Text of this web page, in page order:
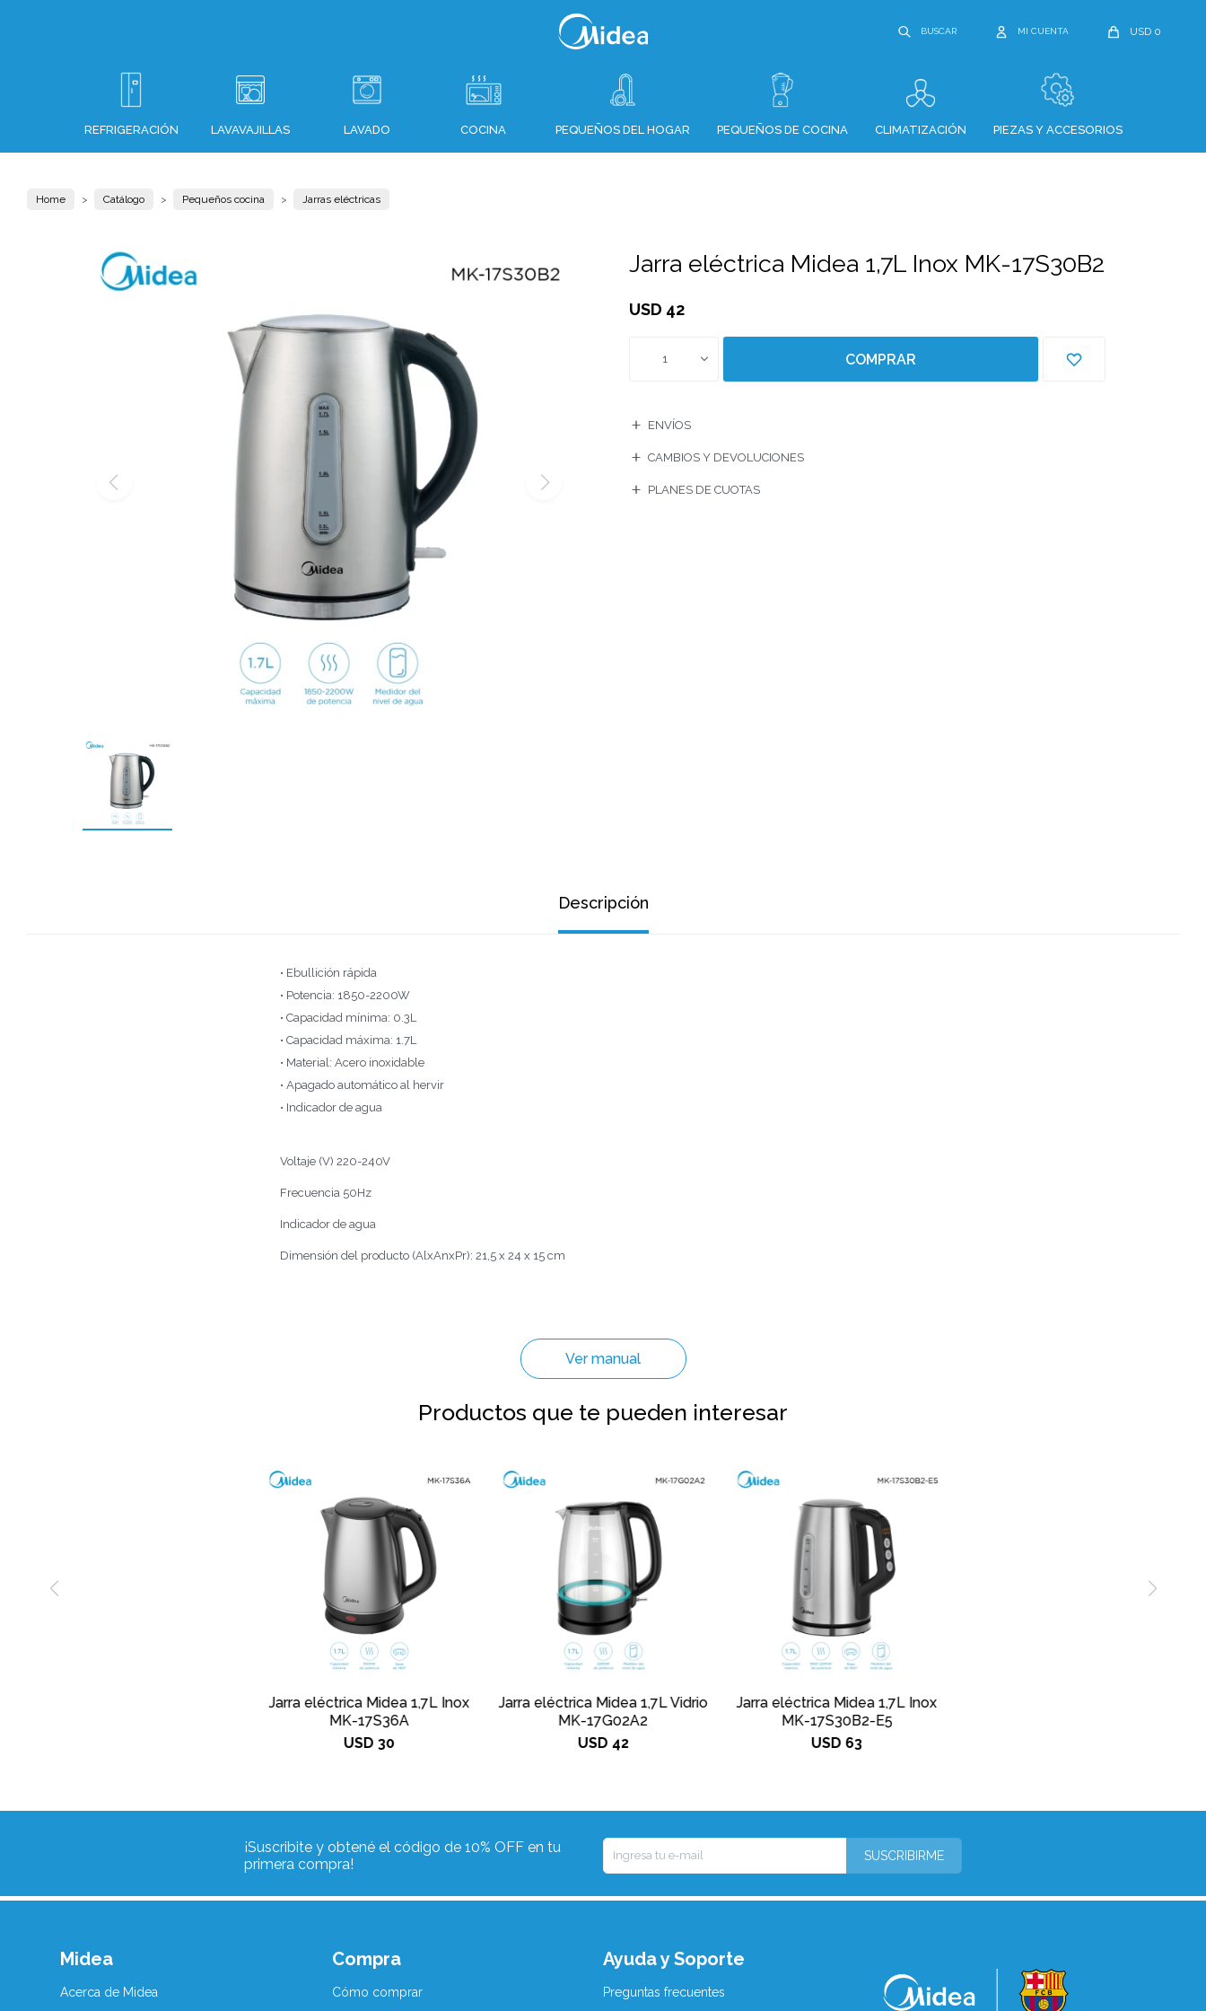
REFRIGERACIÓN LAVAVAJILLAS LAVADO COCINA PEQUEÑOS DEL HOGAR PEQUEÑOS DE COCINA CLIMATIZACIÓN PIEZAS Y ACCESORIOS
USD 0
Home Catálogo Pequeños cocina Jarras eléctricas
Jarra eléctrica Midea 1,7L Inox MK-17S30B2
USD 42
1 COMPRAR
ENVÍOS
CAMBIOS Y DEVOLUCIONES
PLANES DE CUOTAS
Descripción
• Ebullición rápida
• Potencia: 1850-2200W
• Capacidad mínima: 0.3L
• Capacidad máxima: 1.7L
• Material: Acero inoxidable
• Apagado automático al hervir
• Indicador de agua
Voltaje (V) 220-240V
Frecuencia 50Hz
Indicador de agua
Dimensión del producto (AlxAnxPr): 21,5 x 24 x 15 cm
Ver manual
Productos que te pueden interesar
Jarra eléctrica Midea 1,7L Inox
MK-17S36A
USD 30
Jarra eléctrica Midea 1,7L Vidrio
MK-17G02A2
USD 42
Jarra eléctrica Midea 1,7L Inox
MK-17S30B2-E5
USD 63
Midea
Acerca de Midea
Compra
Cómo comprar
Ayuda y Soporte
Preguntas frecuentes
¡Suscribite y obtené el código de 10% OFF en tu
primera compra!
SUSCRIBIRME